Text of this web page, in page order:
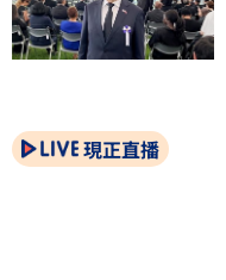
現正直播